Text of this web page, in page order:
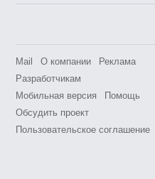
Mail О компании
Реклама
Разработчикам
Мобильная версия
Помощь
Обсудить проект
Пользовательское соглашение